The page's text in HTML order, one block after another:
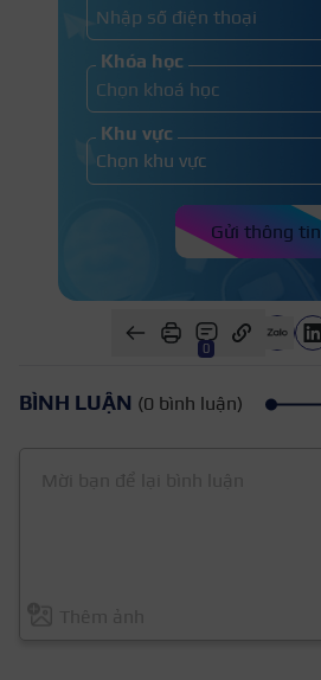
Khóa học
Khu vực
Gửi thông tin
0
BÌNH LUẬN (0 bình luận)